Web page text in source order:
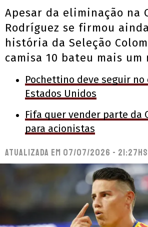
Apesar da eliminação na
Rodríguez se firmou
história da Seleção
camisa 10 bateu mais um
Pochettino deve seguir no
Estados Unidos
Fifa quer vender parte da
para acionistas
Atualizada em 07/07/2026 - 21:27hs